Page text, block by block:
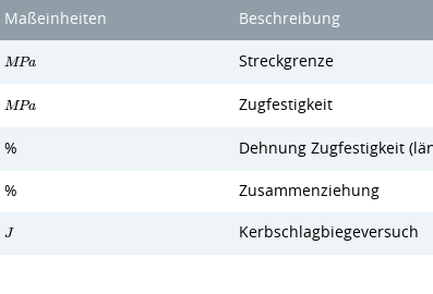
Maßeinheiten Beschreibung
MPa Streckgrenze
MPa Zugfestigkeit
% Dehnung Zugfestigkeit
% Zusammenziehung
J Kerbschlagbiegeversuch